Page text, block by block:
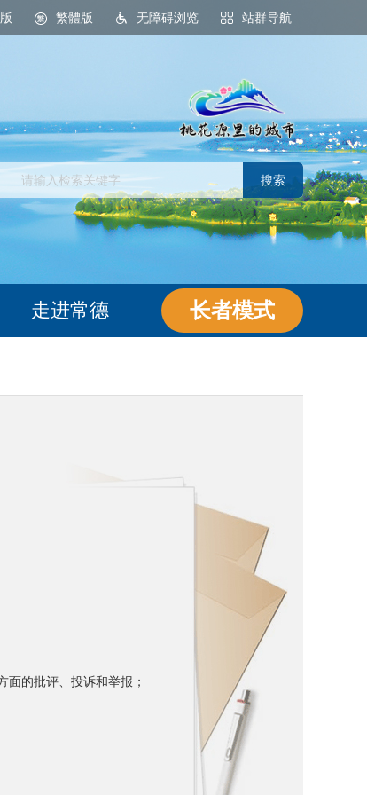
繁體版 无障碍浏览 站群导航
桃花源里的城市
走进常德 长者模式
的批评、投诉和举报；